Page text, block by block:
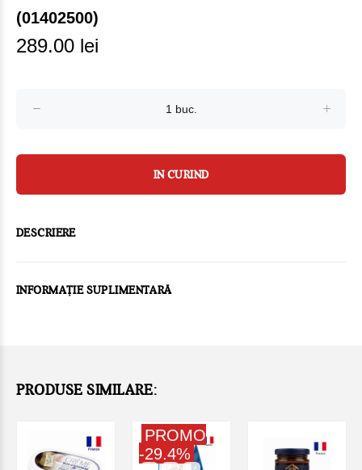
(01402500)
289.00 lei
IN CURIND
DESCRIERE
INFORMAȚIE SUPLIMENTARĂ
PRODUSE SIMILARE:
PROMO
-29.4%